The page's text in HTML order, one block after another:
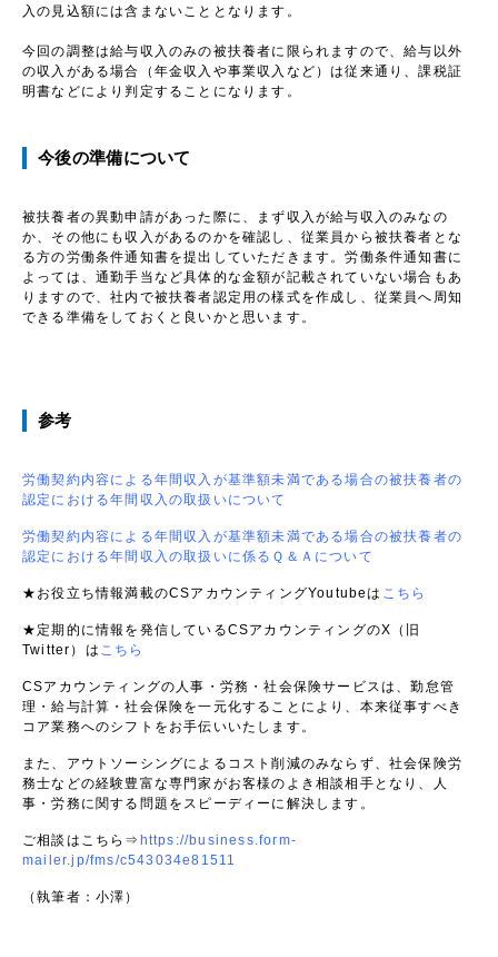
入の見込額には含まないこととなります。
今回の調整は給与収入のみの被扶養者に限られますので、給与以外
の収入がある場合（年金収入や事業収入など）は従来通り、課税証
明書などにより判定することになります。
今後の準備について
被扶養者の異動申請があった際に、まず収入が給与収入のみなの
か、その他にも収入があるのかを確認し、従業員から被扶養者とな
る方の労働条件通知書を提出していただきます。労働条件通知書に
よっては、通勤手当など具体的な金額が記載されていない場合もあ
りますので、社内で被扶養者認定用の様式を作成し、従業員へ周知
できる準備をしておくと良いかと思います。
参考
労働契約内容による年間収入が基準額未満である場合の被扶養者の
認定における年間収入の取扱いについて
労働契約内容による年間収入が基準額未満である場合の被扶養者の
認定における年間収入の取扱いに係るＱ＆Ａについて
★お役立ち情報満載のCSアカウンティングYoutubeは こちら
★定期的に情報を発信しているCSアカウンティングのX（旧
Twitter）は こちら
CSアカウンティングの人事・労務・社会保険サービスは、勤怠管
理・給与計算・社会保険を一元化することにより、本来従事すべき
コア業務へのシフトをお手伝いいたします。
また、アウトソーシングによるコスト削減のみならず、社会保険労
務士などの経験豊富な専門家がお客様のよき相談相手となり、人
事・労務に関する問題をスピーディーに解決します。
ご相談はこちら⇒ https://business.form-
mailer.jp/fms/c543034e81511
（執筆者：小澤）